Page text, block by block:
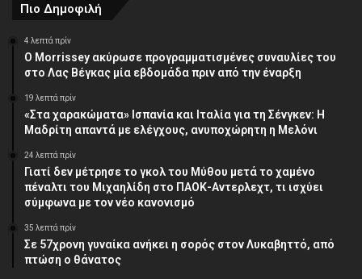
Πιο Δημοφιλή
4 λεπτά πρίν
Ο Morrissey ακύρωσε προγραμματισμένες συναυλίες του
στο Λας Βέγκας μία εβδομάδα πριν από την έναρξη
19 λεπτά πρίν
«Στα χαρακώματα» Ισπανία και Ιταλία για τη Σένγκεν: Η
Μαδρίτη απαντά με ελέγχους, ανυποχώρητη η Μελόνι
24 λεπτά πρίν
Γιατί δεν μέτρησε το γκολ του Μύθου μετά το χαμένο
πέναλτι του Μιχαηλίδη στο ΠΑΟΚ-Αντερλεχτ, τι ισχύει
σύμφωνα με τον νέο κανονισμό
35 λεπτά πρίν
Σε 57χρονη γυναίκα ανήκει η σορός στον Λυκαβηττό, από
πτώση ο θάνατος